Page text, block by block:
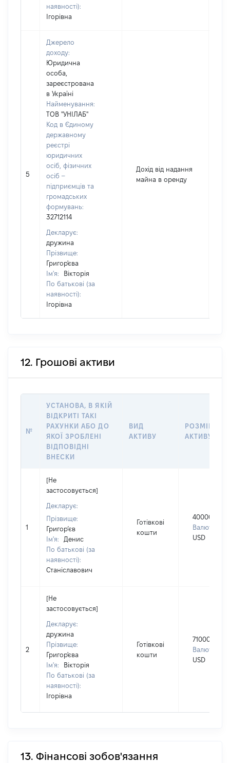
наявності):
Ігорівна
5
Джерело
доходу:
Юридична
особа,
зареєстрована
в Україні
Найменування:
ТОВ "УНІЛАБ"
Код в Єдиному
державному
реєстрі
юридичних
осіб, фізичних
осіб –
підприємців та
громадських
формувань:
32712114
Декларує:
дружина
Прізвище:
Григор'єва
Ім'я:
Вікторія
По батькові (за
наявності):
Ігорівна
Дохід від надання
майна в оренду
12. Грошові активи
№
УСТАНОВА, В ЯКІЙ
ВІДКРИТІ ТАКІ
РАХУНКИ АБО ДО
ЯКОЇ ЗРОБЛЕНІ
ВІДПОВІДНІ
ВНЕСКИ
ВИД
АКТИВУ
РОЗМІР
АКТИВУ
1
[Не
застосовується]
Декларує:
Прізвище:
Григор’єв
Ім'я:
Денис
По батькові (за
наявності):
Станіславович
Готівкові
кошти
400000
Валюта:
USD
2
[Не
застосовується]
Декларує:
дружина
Прізвище:
Григор'єва
Ім'я:
Вікторія
По батькові (за
наявності):
Ігорівна
Готівкові
кошти
71000
Валюта:
USD
13. Фінансові зобов'язання